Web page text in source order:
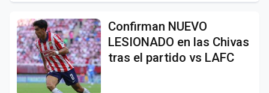
Confirman NUEVO
LESIONADO en las Chivas
tras el partido vs LAFC